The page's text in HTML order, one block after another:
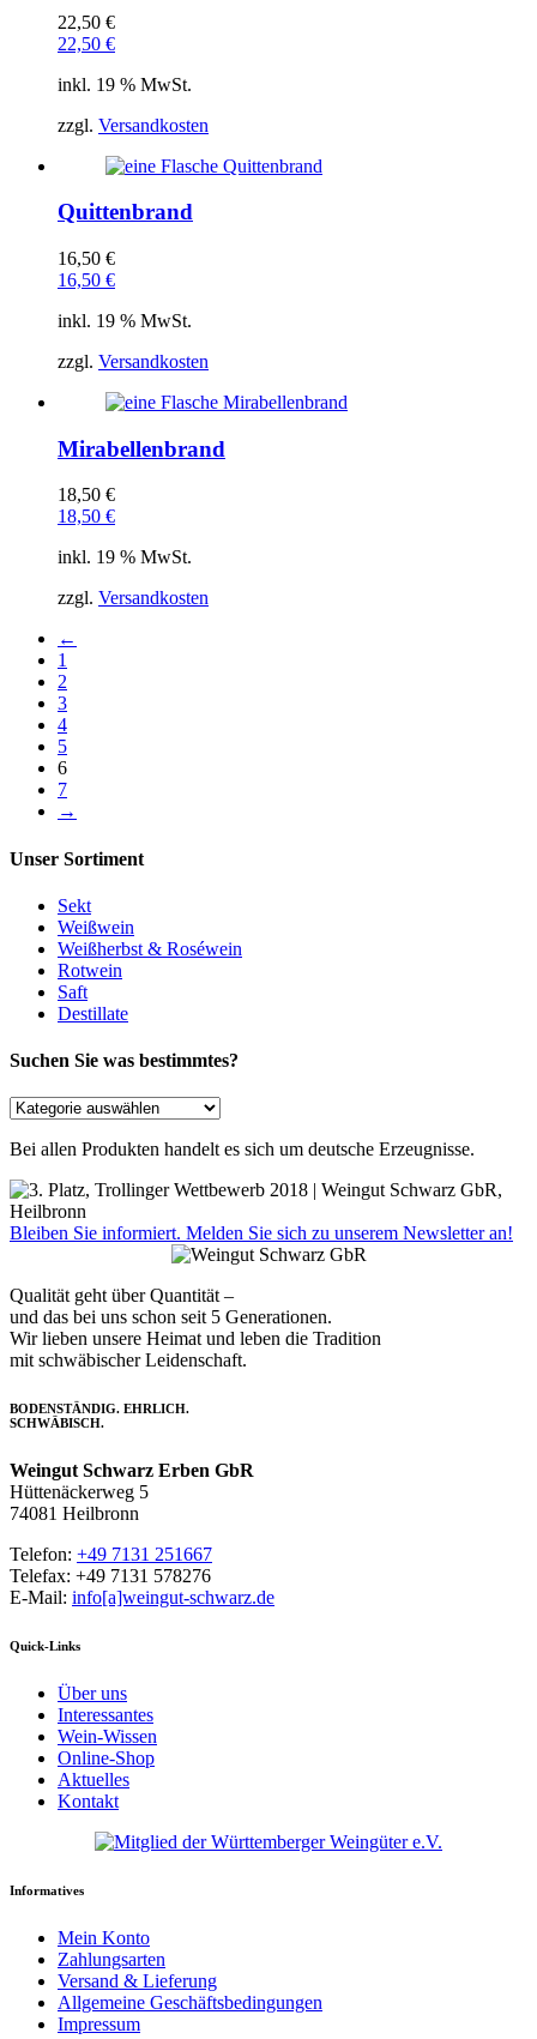
22,50 €
22,50 €
inkl. 19 % MwSt.
zzgl. Versandkosten
Quittenbrand
16,50 €
16,50 €
inkl. 19 % MwSt.
zzgl. Versandkosten
Mirabellenbrand
18,50 €
18,50 €
inkl. 19 % MwSt.
zzgl. Versandkosten
←
1
2
3
4
5
6
7
→
Unser Sortiment
Sekt
Weißwein
Weißherbst & Roséwein
Rotwein
Saft
Destillate
Suchen Sie was bestimmtes?
Bei allen Produkten handelt es sich um deutsche Erzeugnisse.
Bleiben Sie informiert. Melden Sie sich zu unserem Newsletter an!
Qualität geht über Quantität –
und das bei uns schon seit 5 Generationen.
Wir lieben unsere Heimat und leben die Tradition
mit schwäbischer Leidenschaft.
BODENSTÄNDIG. EHRLICH.
SCHWÄBISCH.
Weingut Schwarz Erben GbR
Hüttenäckerweg 5
74081 Heilbronn
Telefon: +49 7131 251667
Telefax: +49 7131 578276
E-Mail: info[a]weingut-schwarz.de
Quick-Links
Über uns
Interessantes
Wein-Wissen
Online-Shop
Aktuelles
Kontakt
Informatives
Mein Konto
Zahlungsarten
Versand & Lieferung
Allgemeine Geschäftsbedingungen
Impressum